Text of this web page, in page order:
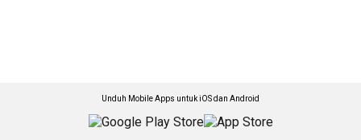
Unduh Mobile Apps untuk iOS dan Android